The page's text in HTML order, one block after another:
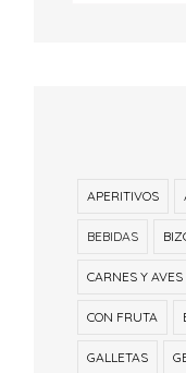
APERITIVOS
BEBIDAS
CARNES Y AVES
CON FRUTA
GALLETAS